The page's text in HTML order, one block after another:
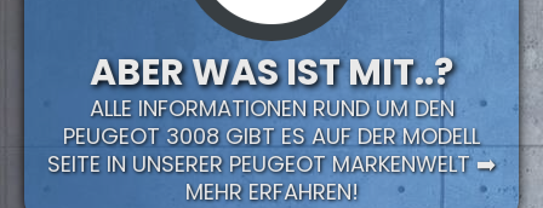
ABER WAS IST MIT..?
ALLE INFORMATIONEN RUND UM DEN
PEUGEOT 3008 GIBT ES AUF DER MODELL
SEITE IN UNSERER PEUGEOT MARKENWELT ➡️
MEHR ERFAHREN!